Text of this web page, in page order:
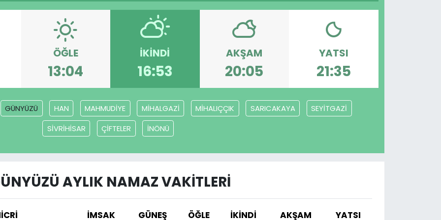
ÖĞLE
13:04
İKINDI
16:53
AKŞAM
20:05
YATSI
21:35
GÜNYÜZÜ HAN MAHMUDİYE MİHALGAZİ MİHALIÇÇIK SARICAKAYA
SEYİTGAZİ
SİVRİHİSAR
ÇİFTELER İNÖNÜ
AYLIK NAMAZ VAKITLERI
İMSAK GÜNEŞ ÖĞLE İKINDI AKŞAM
YATSI